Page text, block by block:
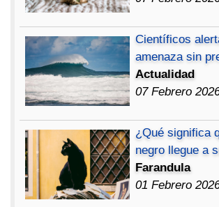
Científicos
amenaza sin
Actualidad
07 Febrero
¿Qué significa
negro llegue a
Farandula
01 Febrero